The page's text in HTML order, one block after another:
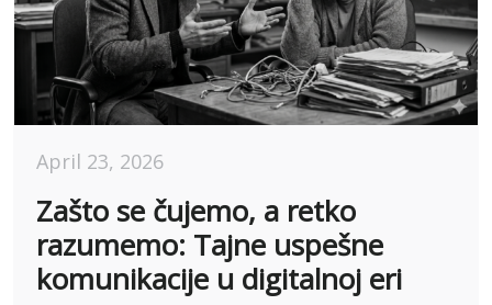
April 23, 2026
Zašto se čujemo, a retko
razumemo: Tajne uspešne
komunikacije u digitalnoj eri